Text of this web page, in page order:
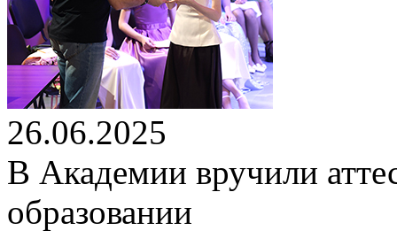
26.06.2025
В Академии вручили
образовании